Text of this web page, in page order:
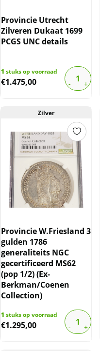
Provincie Utrecht
Zilveren Dukaat 1699
PCGS UNC details
1 stuks op voorraad
€1.475,00
Zilver
Provincie W.Friesland 3
gulden 1786
generaliteits NGC
gecertificeerd MS62
(pop 1/2) (Ex-
Berkman/Coenen
Collection)
1 stuks op voorraad
€1.295,00